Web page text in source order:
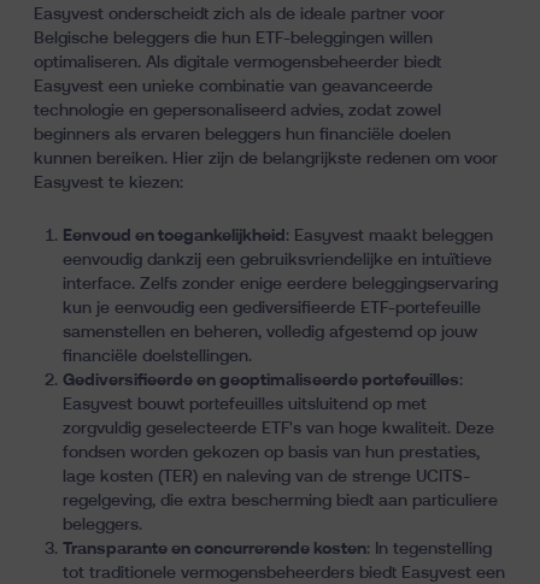
Easyvest onderscheidt zich als de ideale partner voor
Belgische beleggers die hun ETF-beleggingen willen
optimaliseren. Als digitale vermogensbeheerder biedt
Easyvest een unieke combinatie van geavanceerde
technologie en gepersonaliseerd advies, zodat zowel
beginners als ervaren beleggers hun financiële doelen
kunnen bereiken. Hier zijn de belangrijkste redenen om voor
Easyvest te kiezen:
Eenvoud en toegankelijkheid : Easyvest maakt beleggen
eenvoudig dankzij een gebruiksvriendelijke en intuïtieve
interface. Zelfs zonder enige eerdere beleggingservaring
kun je eenvoudig een gediversifieerde ETF-portefeuille
samenstellen en beheren, volledig afgestemd op jouw
financiële doelstellingen.
Gediversifieerde en geoptimaliseerde portefeuilles:
Easyvest bouwt portefeuilles uitsluitend op met
zorgvuldig geselecteerde ETF's van hoge kwaliteit. Deze
fondsen worden gekozen op basis van hun prestaties,
lage kosten (TER) en naleving van de strenge UCITS-
regelgeving, die extra bescherming biedt aan particuliere
beleggers.
Transparante en concurrerende kosten: In tegenstelling
tot traditionele vermogensbeheerders biedt Easyvest een